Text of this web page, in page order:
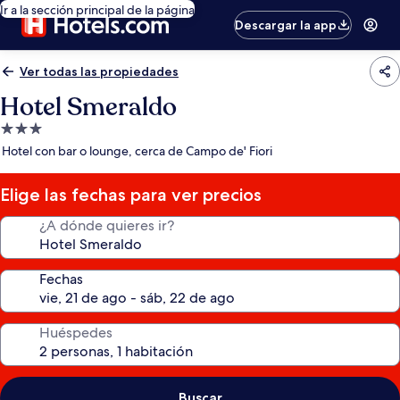
Ir a la sección principal de la página
Descargar la app
Ver todas las propiedades
Hotel Smeraldo
Propiedad
de
estrellas
Hotel con bar o lounge, cerca de Campo de' Fiori
Elige las fechas para ver precios
¿A dónde quieres ir?
Fechas
Huéspedes